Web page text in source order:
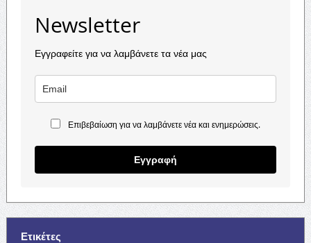
Newsletter
Εγγραφείτε για να λαμβάνετε τα νέα μας
Επιβεβαίωση για να λαμβάνετε νέα και ενημερώσεις.
Εγγραφή
Ετικέτες